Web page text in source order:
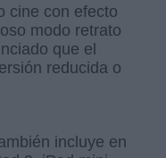
cine con efecto
modo retrato
que el
reducida o
incluye en